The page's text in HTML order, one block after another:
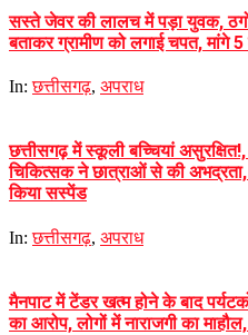
सस्ते जेवर की लालच में पड़ा युवक,
बताकर ग्रामीण को लगाई चपत, मांगे
In: छत्तीसगढ़, अपराध
छत्तीसगढ़ में स्कूली बच्चियां
चिकित्सक ने छात्राओं से की
किया सस्पेंड
In: छत्तीसगढ़, अपराध
मैनपाट में टेंडर खत्म होने के बाद
का आरोप, लोगों में नाराजगी का